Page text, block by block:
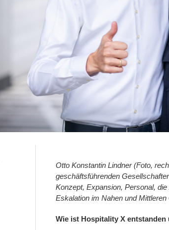
Otto Konstantin Lindner (Foto,
geschäftsführenden
Konzept, Expansion, Personal,
Eskalation im Nahen und
Wie ist Hospitality X